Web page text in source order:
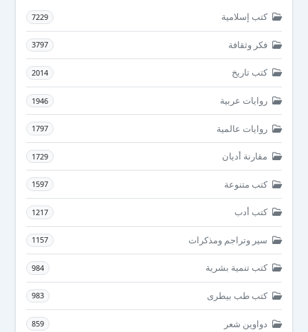
كتب إسلامية 7229
فكر وثقافة 3797
كتب تاريخ 2014
روايات عربية 1946
روايات عالمية 1797
مقارنة أديان 1729
كتب متنوعة 1597
كتب أدب 1217
سير وتراجم ومذكرات 1157
كتب تنمية بشرية 984
كتب طب بيطرى 983
دواوين شعر 859